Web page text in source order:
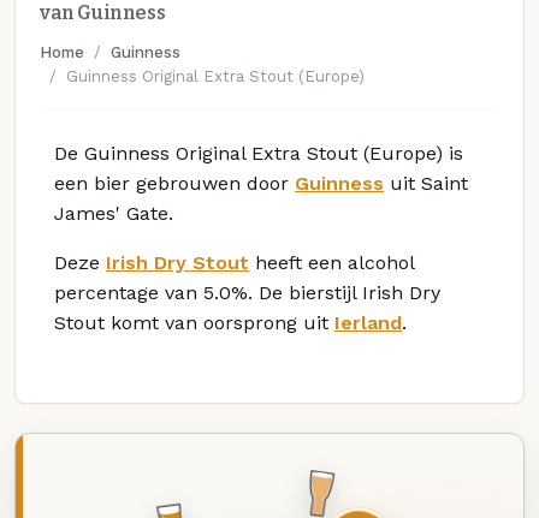
van Guinness
Home
Guinness
Guinness Original Extra Stout (Europe)
De Guinness Original Extra Stout (Europe) is
een bier gebrouwen door Guinness uit Saint
James' Gate.
Deze Irish Dry Stout heeft een alcohol
percentage van 5.0%. De bierstijl Irish Dry
Stout komt van oorsprong uit Ierland.